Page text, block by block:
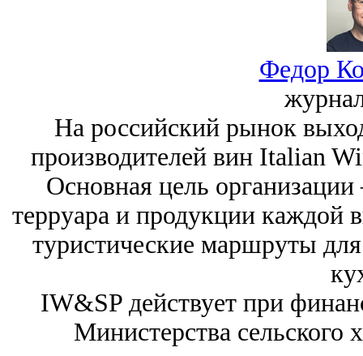
Федор
На российский рынок
производителей вин Italian
Основная цель организации
терруара и продукции каждой
туристические маршруты
IW&SP действует при
Министерства сельского